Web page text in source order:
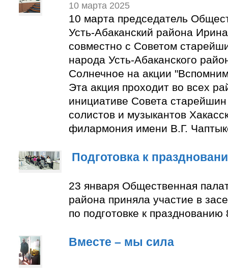
10 марта 2025
10 марта председатель
Усть-Абаканский района
совместно с Советом
народа Усть-Абаканского
Солнечное на акции
Эта акция проходит во всех
инициативе Совета
солистов и музыкантов
филармония имени В.Г.
Подготовка к
23 января Общественная
района приняла участие в
по подготовке к
Вместе – мы сила